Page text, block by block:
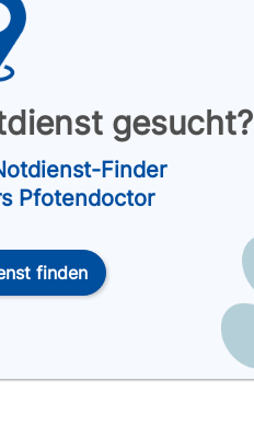
gesucht?
Finder
Pfotendoctor
finden